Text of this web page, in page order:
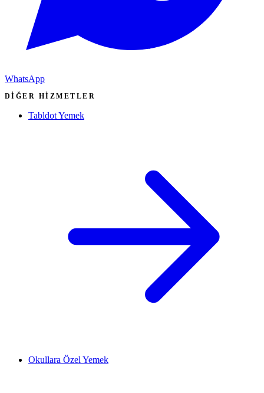
WhatsApp
DIĞER HIZMETLER
Tabldot Yemek
Okullara Özel Yemek